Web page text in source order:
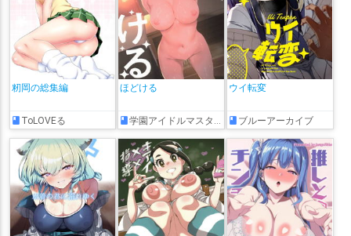
籾岡の総集編
ToLOVEる
ほどける
学園アイドルマスター
ウイ転変
ブルーアーカイブ